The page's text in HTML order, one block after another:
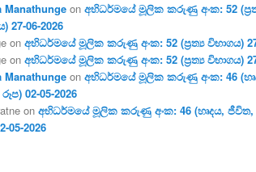
Manathunge onඅභිධර්මයේ මූලික කරුණු අංක: 52
27-06-2026
onඅභිධර්මයේ මූලික කරුණු අංක: 52 (ප්‍ර‍ත්‍ය විභාගය)
onඅභිධර්මයේ මූලික කරුණු අංක: 52 (ප්‍ර‍ත්‍ය විභාගය)
Manathunge onඅභිධර්මයේ මූලික කරුණු අංක: 46
02-05-2026
onඅභිධර්මයේ මූලික කරුණු අංක: 46 (හෘදය, ජීවිත,
05-2026